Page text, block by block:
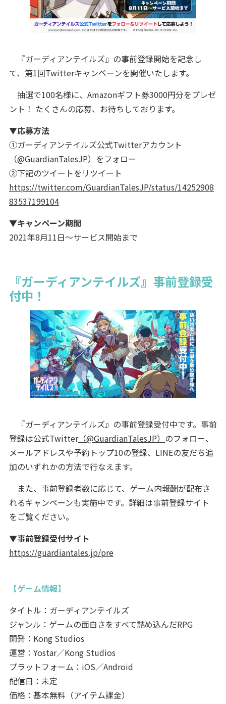
『ガーディアンテイルズ』の事前登録開始を記念し
て、第1回Twitterキャンペーンを開催いたします。
抽選で100名様に、Amazonギフト券3000円分をプレゼ
ント！ たくさんの応募、お待ちしております。
▼応募方法
①ガーディアンテイルズ公式Twitterアカウント
（@GuardianTalesJP） をフォロー
②下記のツイートをリツイート
https://twitter.com/GuardianTalesJP/status/14252908
83537199104
▼キャンペーン期間
2021年8月11日～サービス開始まで
『ガーディアンテイルズ』事前登録受
付中！
『ガーディアンテイルズ』の事前登録受付中です。事前
登録は公式Twitter（@GuardianTalesJP） のフォロー、
メールアドレスや予約トップ10の登録、LINEの友だち追
加のいずれかの方法で行なえます。
また、事前登録者数に応じて、ゲーム内報酬が配布さ
れるキャンペーンも実施中です。詳細は事前登録サイト
をご覧ください。
▼事前登録受付サイト
https://guardiantales.jp/pre
【ゲーム情報】
タイトル：ガーディアンテイルズ
ジャンル：ゲームの面白さをすべて詰め込んだRPG
開発：Kong Studios
運営：Yostar／Kong Studios
プラットフォーム：iOS／Android
配信日：未定
価格：基本無料（アイテム課金）